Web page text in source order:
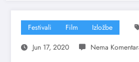
Festivali Film Izložbe
Jun 17, 2020